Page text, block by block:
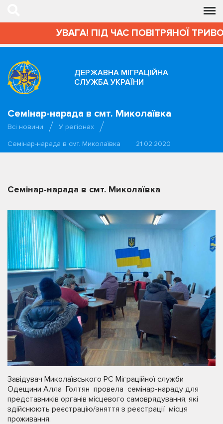
УВАГА! ПІД ЧАС ПОВІТРЯНОЇ
ДЕРЖАВНА МІГРАЦІЙНА
СЛУЖБА УКРАЇНИ
Семінар-нарада в смт. Миколаївка
Всі новини
У регіонах
Семінар-нарада в смт. Миколаївка
21.02.2020
Семінар-нарада в смт. Миколаївка
Завідувач Миколаївського РС Міграційної служби
Одещини Алла Голтян провела семінар-нараду для
представників органів місцевого самоврядування, які
здійснюють реєстрацію/зняття з реєстрації місця
проживання.